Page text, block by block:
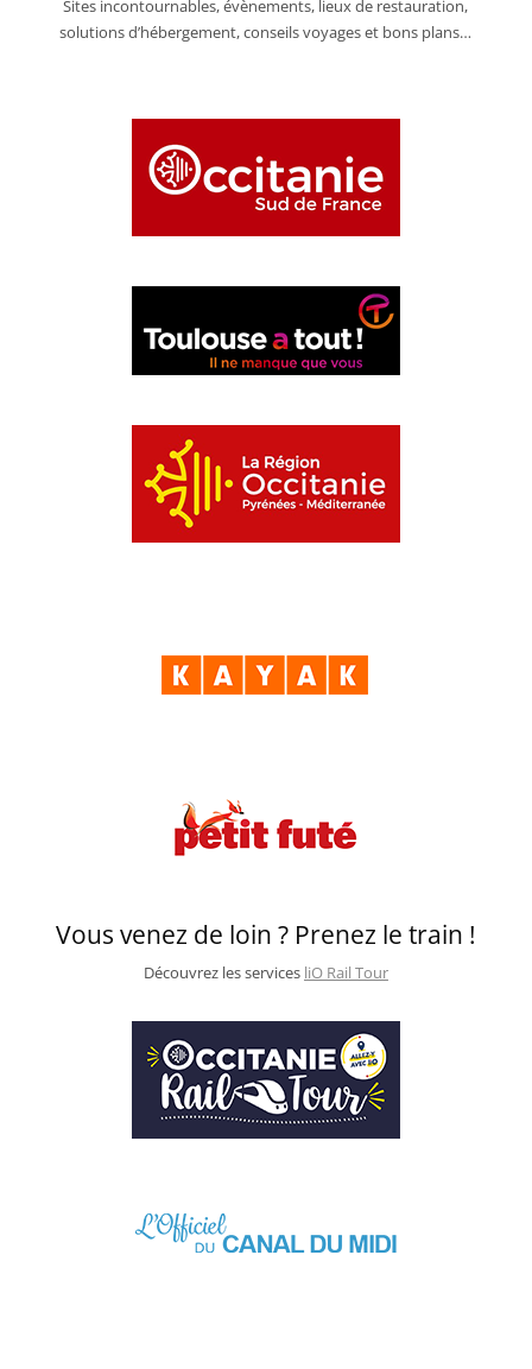
Sites incontournables, évènements, lieux de restauration,
solutions d’hébergement, conseils voyages et bons plans…
Vous venez de loin ? Prenez le train !
Découvrez les services liO Rail Tour